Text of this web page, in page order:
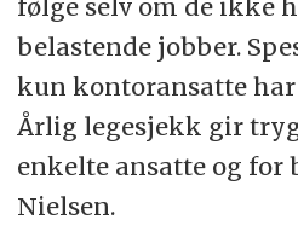
følge selv om de ikke
belastende jobber.
kun kontoransatte
Årlig legesjekk gir
enkelte ansatte og for
Nielsen.